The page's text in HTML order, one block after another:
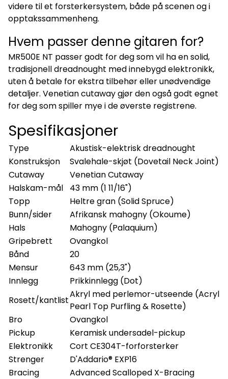
videre til et forsterkersystem, både på scenen og i
opptakssammenheng.
Hvem passer denne gitaren for?
MR500E NT passer godt for deg som vil ha en solid,
tradisjonell dreadnought med innebygd elektronikk,
uten å betale for ekstra tilbehør eller unødvendige
detaljer. Venetian cutaway gjør den også godt egnet
for deg som spiller mye i de øverste registrene.
Spesifikasjoner
Type
Akustisk-elektrisk dreadnought
Konstruksjon
Svalehale-skjøt (Dovetail Neck Joint)
Cutaway
Venetian Cutaway
Halskam-mål
43 mm (1 11/16")
Topp
Heltre gran (Solid Spruce)
Bunn/sider
Afrikansk mahogny (Okoume)
Hals
Mahogny (Palaquium)
Gripebrett
Ovangkol
Bånd
20
Mensur
643 mm (25,3")
Innlegg
Prikkinnlegg (Dot)
Rosett/kantlist
Akryl med perlemor-utseende (Acryl
Pearl Top Purfling & Rosette)
Bro
Ovangkol
Pickup
Keramisk undersadel-pickup
Elektronikk
Cort CE304T-forforsterker
Strenger
D'Addario® EXP16
Bracing
Advanced Scalloped X-Bracing